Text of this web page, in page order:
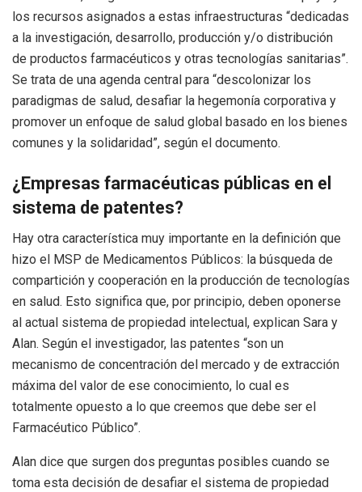
los recursos asignados a estas infraestructuras “dedicadas
a la investigación, desarrollo, producción y/o distribución
de productos farmacéuticos y otras tecnologías sanitarias”.
Se trata de una agenda central para “descolonizar los
paradigmas de salud, desafiar la hegemonía corporativa y
promover un enfoque de salud global basado en los bienes
comunes y la solidaridad”, según el documento.
¿Empresas farmacéuticas públicas en el
sistema de patentes?
Hay otra característica muy importante en la definición que
hizo el MSP de Medicamentos Públicos: la búsqueda de
compartición y cooperación en la producción de tecnologías
en salud. Esto significa que, por principio, deben oponerse
al actual sistema de propiedad intelectual, explican Sara y
Alan. Según el investigador, las patentes “son un
mecanismo de concentración del mercado y de extracción
máxima del valor de ese conocimiento, lo cual es
totalmente opuesto a lo que creemos que debe ser el
Farmacéutico Público”.
Alan dice que surgen dos preguntas posibles cuando se
toma esta decisión de desafiar el sistema de propiedad